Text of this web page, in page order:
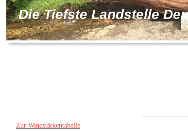
Die Tiefste Landstelle
Zur Windstärkentabelle